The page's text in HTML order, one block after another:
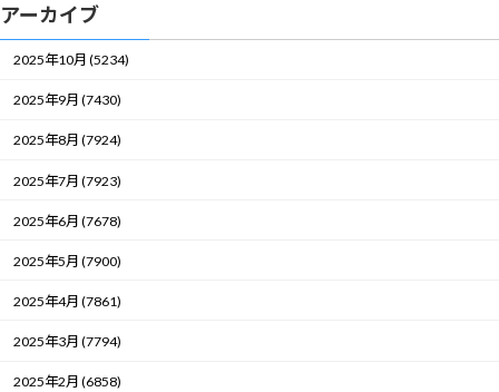
アーカイブ
2025年10月 (5234)
2025年9月 (7430)
2025年8月 (7924)
2025年7月 (7923)
2025年6月 (7678)
2025年5月 (7900)
2025年4月 (7861)
2025年3月 (7794)
2025年2月 (6858)